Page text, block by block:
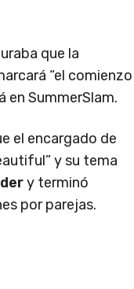
que la
“el comienzo
en SummerSlam.
el encargado de
y su tema
y terminó
por parejas.